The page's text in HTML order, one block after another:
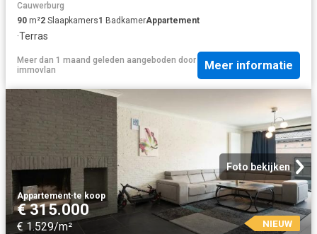
Cauwerburg
90 m²2 Slaapkamers1 BadkamerAppartement
·Terras
Meer dan 1 maand geleden aangeboden door
immovlan
Meer informatie
Foto bekijken
Appartement·te koop
€ 315.000
€ 1.529/m² NIEUW